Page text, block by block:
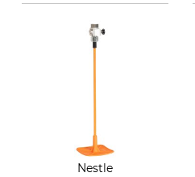
Nestle